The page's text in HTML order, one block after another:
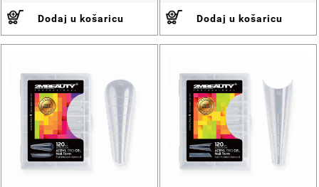
Dodaj u košaricu Dodaj u košaricu